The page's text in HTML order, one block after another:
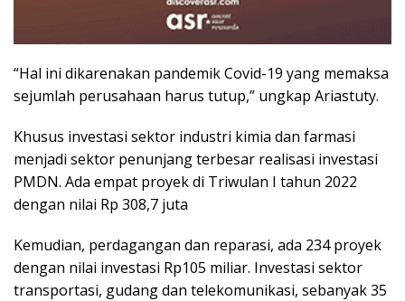
“Hal ini dikarenakan pandemik Covid-19 yang memaksa
sejumlah perusahaan harus tutup,” ungkap Ariastuty.
Khusus investasi sektor industri kimia dan farmasi
menjadi sektor penunjang terbesar realisasi investasi
PMDN. Ada empat proyek di Triwulan I tahun 2022
dengan nilai Rp 308,7 juta
Kemudian, perdagangan dan reparasi, ada 234 proyek
dengan nilai investasi Rp105 miliar. Investasi sektor
transportasi, gudang dan telekomunikasi, sebanyak 35